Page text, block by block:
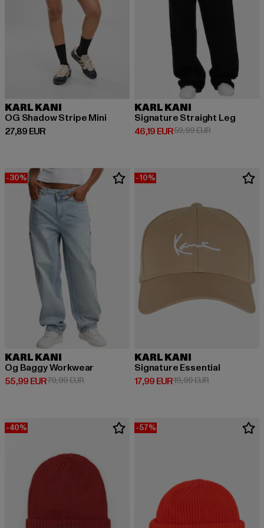
KARL KANI
OG Shadow Stripe Mini
27,89 EUR
Ajankohtainen hinta: 27,89 EUR
KARL KANI
Signature Straight Leg
46,19 EUR
Ajankohtainen hinta: 46,19 EUR
59,99 EUR
-30%
KARL KANI
Og Baggy Workwear
55,99 EUR
Ajankohtainen hinta: 55,99 EUR
79,99 EURKampanjahinta: 79,99 EUR
-10%
KARL KANI
Signature Essential
17,99 EUR
Ajankohtainen hinta: 17,99 EUR
19,99 EUR
-40% -57%